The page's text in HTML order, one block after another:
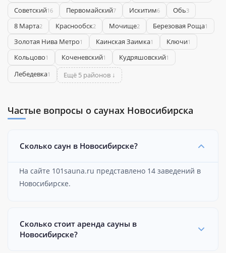
Советский16 Первомайский7 Искитим6 Обь3
8 Марта2 Краснообск2 Мочище2 Березовая Роща1
Золотая Нива Метро1 Каинская Заимка1 Ключи1
Кольцово1 Коченевский1 Кудряшовский1
Лебедевка1 Ещё 5 районов ↓
Частые вопросы о саунах Новосибирска
Сколько саун в Новосибирске?
На сайте 101sauna.ru представлено 14 заведений в
Новосибирске.
Сколько стоит аренда сауны в
Новосибирске?